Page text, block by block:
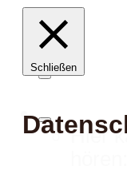
Hier
Schließen